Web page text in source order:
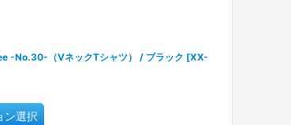
-No.30-（VネックTシャツ） / ブラック [XX-
ン選択